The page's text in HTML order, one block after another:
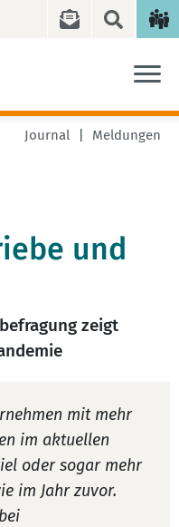
Journal Meldungen
und
zeigt
mit mehr
im aktuellen
oder sogar mehr
im Jahr zuvor.